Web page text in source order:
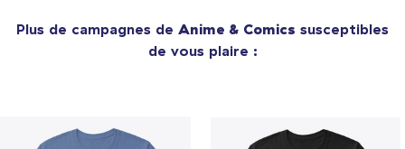
Plus de campagnes de Anime & Comics susceptibles
de vous plaire :